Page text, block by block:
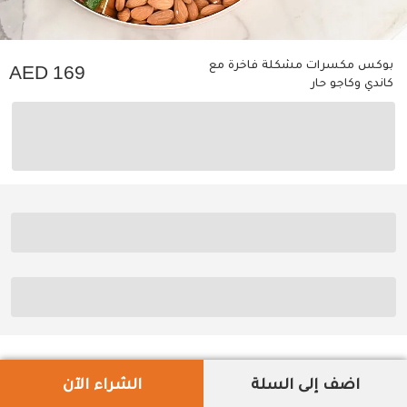
بوكس مكسرات مشكلة فاخرة مع
كاندي وكاجو حار
169
اضف إلى السلة الشراء الآن